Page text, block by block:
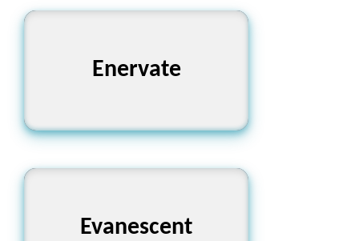
Enervate
দুর্বল করা
Evanescent
ক্ষণস্থায়ী